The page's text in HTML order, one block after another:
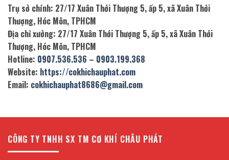
Trụ sở chính: 27/17 Xuân Thới Thượng 5, ấp 5, xã Xuân Thới
Thượng, Hóc Môn, TPHCM
Địa chỉ xưởng: 27/17 Xuân Thới Thượng 5, ấp 5, xã Xuân Thới
Thượng, Hóc Môn, TPHCM
Hotline: 0907.536.536 – 0903.199.368
Website: https://cokhichauphat.com
Email: cokhichauphat8686@gmail.com
CÔNG TY TNHH SX TM CƠ KHÍ CHÂU PHÁT